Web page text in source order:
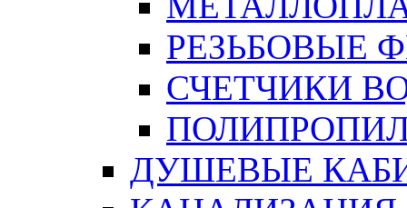
РЕЗЬБОВЫЕ
СЧЕТЧИКИ
ДУШЕВЫЕ